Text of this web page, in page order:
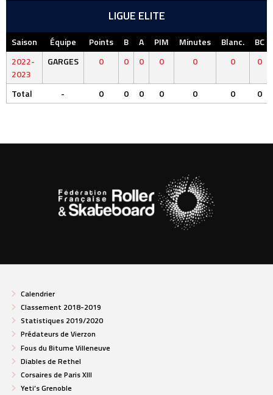
LIGUE ELITE
Saison Équipe Points B A PIM Minutes Blanc.
BC
2022-
2023
GARGES 0 0 0 0 0 0 0
Total - 0 0 0 0 0 0 0
Calendrier
Classement 2018-2019
Statistiques 2019/2020
Prédateurs de Vierzon
Fous du Bitume Villeneuve
Diables de Rethel
Corsaires de Paris XIII
Yeti’s Grenoble